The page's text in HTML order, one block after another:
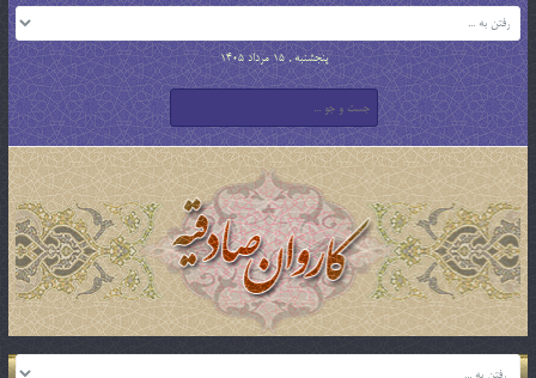
پنجشنبه , 15 مرداد 1405